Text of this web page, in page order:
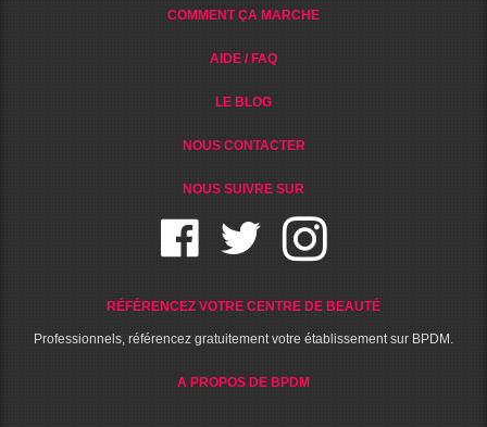
COMMENT ÇA MARCHE
AIDE / FAQ
LE BLOG
NOUS CONTACTER
NOUS SUIVRE SUR
RÉFÉRENCEZ VOTRE CENTRE DE BEAUTÉ
Professionnels, référencez gratuitement votre établissement sur BPDM.
A PROPOS DE BPDM